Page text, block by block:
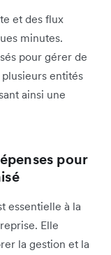
et des flux
minutes.
pour gérer de
entités
ainsi une
pour
essentielle à la
Elle
la gestion et la